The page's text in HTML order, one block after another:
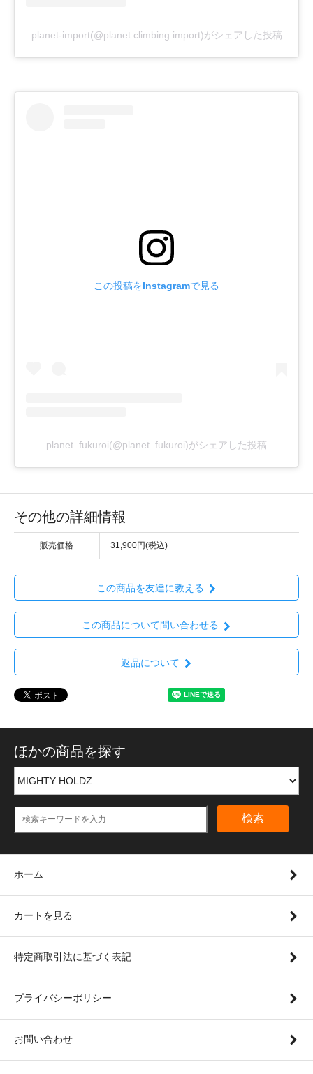
planet-import(@planet.climbing.import)がシェアした投稿
この投稿をInstagramで見る
planet_fukuroi(@planet_fukuroi)がシェアした投稿
その他の詳細情報
販売価格 31,900円(税込)
この商品を友達に教える
この商品について問い合わせる
返品について
ほかの商品を探す
検索
ホーム
カートを見る
特定商取引法に基づく表記
プライバシーポリシー
お問い合わせ